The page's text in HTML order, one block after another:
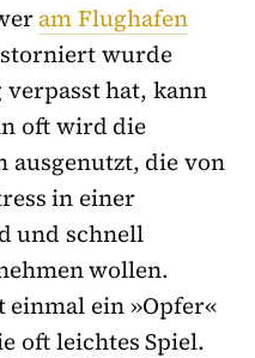
am Flughafen
wurde
hat, kann
oft wird die
ausgenutzt, die von
in einer
und schnell
wollen.
einmal ein »Opfer«
oft leichtes Spiel.